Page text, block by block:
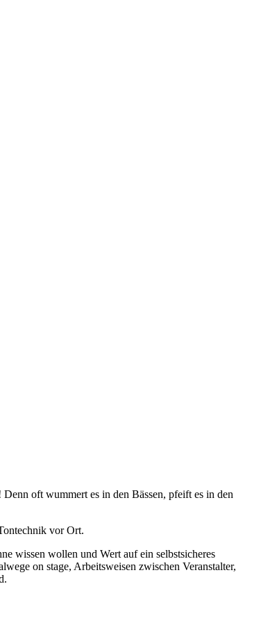
oft wummert es in den Bässen, pfeift es in den
vor Ort.
wissen wollen und Wert auf ein selbstsicheres
on stage, Arbeitsweisen zwischen Veranstalter,